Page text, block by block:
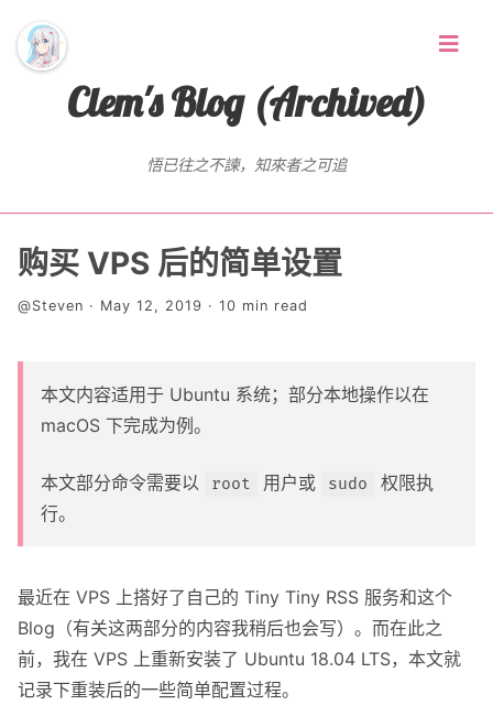
Clem's Blog (Archived)
悟已往之不諫，知來者之可追
首页
Random Thoughts
关于这个 Blog
购买 VPS 后的简单设置
@Steven · May 12, 2019 · 10 min read
本文内容适用于 Ubuntu 系统；部分本地操作以在
macOS 下完成为例。
本文部分命令需要以 root 用户或 sudo
权限执
行。
最近在 VPS 上搭好了自己的 Tiny Tiny RSS 服务和这个
Blog（有关这两部分的内容我稍后也会写）。而在此之
前，我在 VPS 上重新安装了 Ubuntu 18.04 LTS，本文就
记录下重装后的一些简单配置过程。